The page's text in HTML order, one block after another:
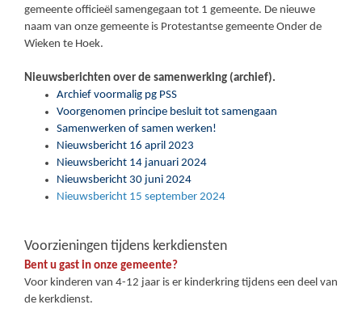
gemeente officieël samengegaan tot 1 gemeente. De nieuwe
naam van onze gemeente is Protestantse gemeente Onder de
Wieken te Hoek.
Nieuwsberichten over de samenwerking (archief).
Archief voormalig pg PSS
Voorgenomen principe besluit tot samengaan
Samenwerken of samen werken!
Nieuwsbericht 16 april 2023
Nieuwsbericht 14 januari 2024
Nieuwsbericht 30 juni 2024
Nieuwsbericht 15 september 2024
Voorzieningen tijdens kerkdiensten
Bent u gast in onze gemeente?
Voor kinderen van 4-12 jaar is er kinderkring tijdens een deel van
de kerkdienst.